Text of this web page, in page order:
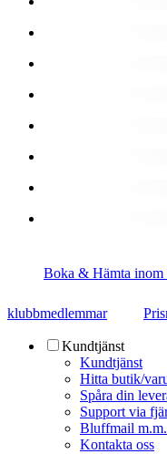
Boka & Hämta inom
klubbmedlemmar
Kundtjänst
Kundtjänst
Hitta butik/
Spåra din
Support via
Bluffmail m.m.
Kontakta oss